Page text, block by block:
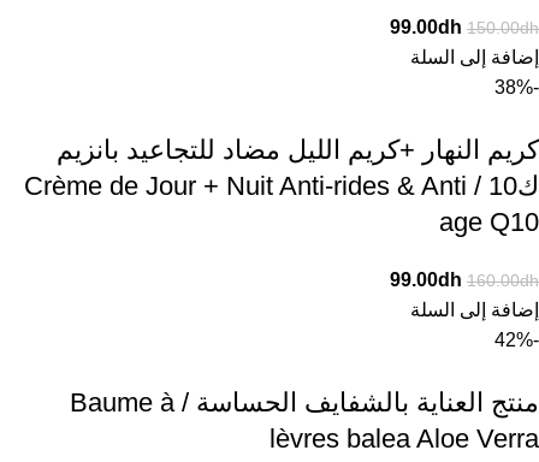
150.00dh
99.00dh
إضافة إلى السلة
-38%
كريم النهار +كريم الليل مضاد للتجاعيد بانزيم
ك10 / Crème de Jour + Nuit Anti-rides & Anti
age Q10
160.00dh
99.00dh
إضافة إلى السلة
-42%
منتج العناية بالشفايف الحساسة / Baume à
lèvres balea Aloe Verra